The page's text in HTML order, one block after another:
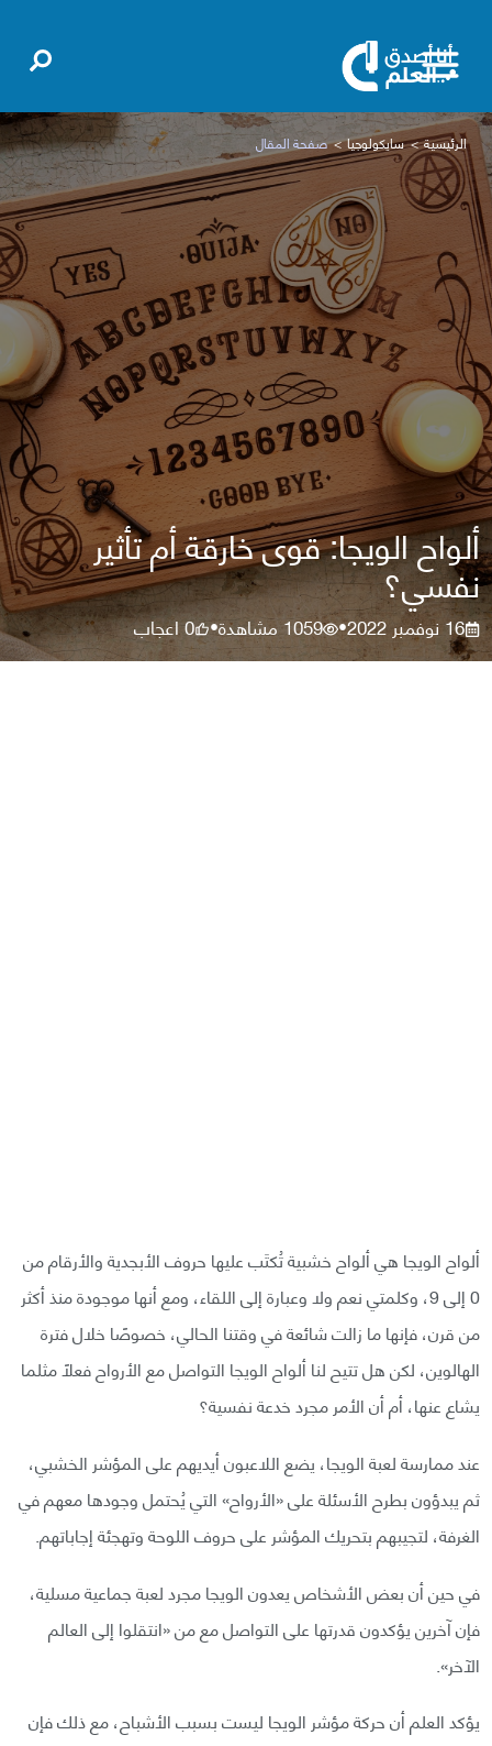
الرئيسية سايكولوجيا صفحة المقال
ألواح الويجا: قوى خارقة أم تأثير
نفسي؟
16 نوفمبر 2022 •
1059 مشاهدة•
0اعجاب
ألواح الويجا هي ألواح خشبية تُكتَب عليها حروف الأبجدية والأرقام من
0 إلى 9، وكلمتي نعم ولا وعبارة إلى اللقاء، ومع أنها موجودة منذ أكثر
من قرن، فإنها ما زالت شائعة في وقتنا الحالي، خصوصًا خلال فترة
الهالوين، لكن هل تتيح لنا ألواح الويجا التواصل مع الأرواح فعلًا مثلما
يشاع عنها، أم أن الأمر مجرد خدعة نفسية؟
عند ممارسة لعبة الويجا، يضع اللاعبون أيديهم على المؤشر الخشبي،
ثم يبدؤون بطرح الأسئلة على «الأرواح» التي يُحتمل وجودها معهم في
الغرفة، لتجيبهم بتحريك المؤشر على حروف اللوحة وتهجئة إجاباتهم.
في حين أن بعض الأشخاص يعدون الويجا مجرد لعبة جماعية مسلية،
فإن آخرين يؤكدون قدرتها على التواصل مع من «انتقلوا إلى العالم
الآخر».
يؤكد العلم أن حركة مؤشر الويجا ليست بسبب الأشباح، مع ذلك فإن